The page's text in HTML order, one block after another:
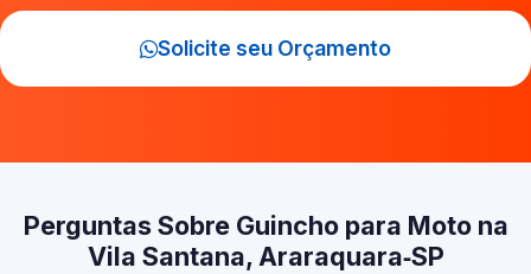
Solicite seu Orçamento
Perguntas Sobre Guincho para Moto na
Vila Santana, Araraquara‑SP